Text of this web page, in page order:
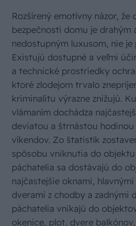
Rozšírený emotívny názor, že
bezpečnosti domu je drahým
nedostupným luxusom, nie je
Existujú dostupné a veľmi
a technické prostriedky
ktoré zlodejom trvalo
kriminalitu výrazne znižujú.
vlámaním dochádza
deviatou a štrnástou hodinou
víkendov. Zo štatistík
spôsobu vniknutia do
páchatelia sa dostávajú do
najčastejšie oknami,
dverami z chodby a zadnými
páchatelia vnikajú do
okenice, plot, dvere